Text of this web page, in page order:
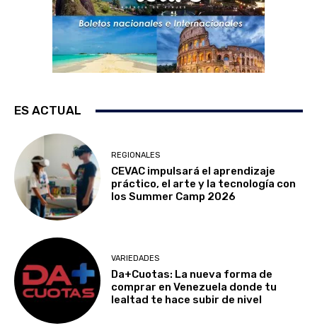
ES ACTUAL
REGIONALES
CEVAC impulsará el aprendizaje
práctico, el arte y la tecnología con
los Summer Camp 2026
VARIEDADES
Da+Cuotas: La nueva forma de
comprar en Venezuela donde tu
lealtad te hace subir de nivel